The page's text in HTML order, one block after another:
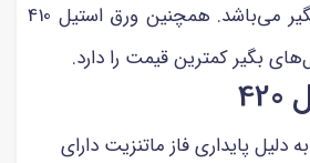
خانواده نگیر می‌باشد. همچنین ورق استیل 410
بگیر کمترین قیمت را دارد.
دلیل پایداری فاز ماتنزیت دارای